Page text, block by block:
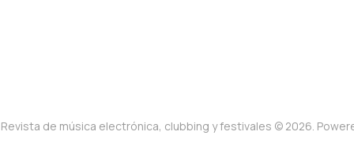
de música electrónica, clubbing y festivales © 2026.